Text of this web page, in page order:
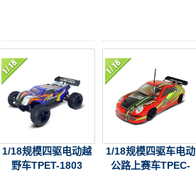
1/18规模四驱电动越
野车TPET-1803
1/18规模四驱车电动
公路上赛车TPEC-